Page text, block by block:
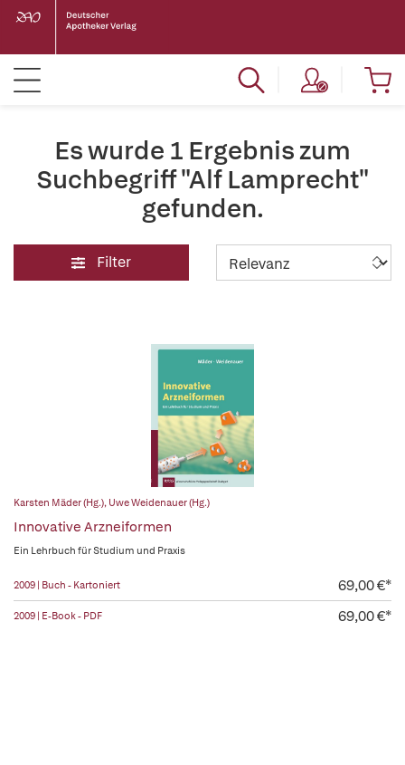
Es wurde 1 Ergebnis zum
Suchbegriff "Alf Lamprecht"
gefunden.
Filter
Karsten Mäder (Hg.), Uwe Weidenauer (Hg.)
Innovative Arzneiformen
Ein Lehrbuch für Studium und Praxis
2009 | Buch - Kartoniert 69,00 €*
2009 | E-Book - PDF 69,00 €*